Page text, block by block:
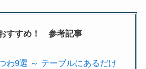
すすめ！ 参考記事
わ9選 ～ テーブルにあるだけ